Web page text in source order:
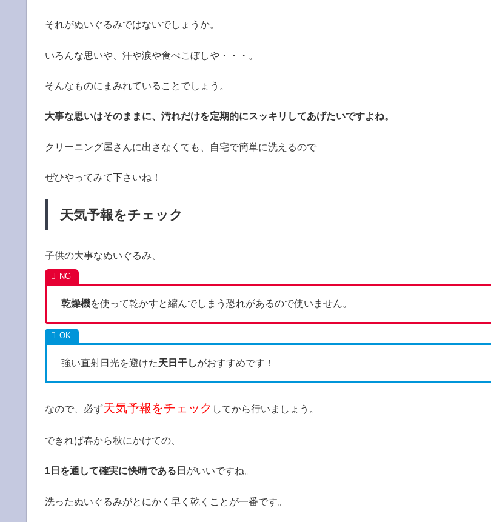
それがぬいぐるみではないでしょうか。
いろんな思いや、汗や涙や食べこぼしや・・・。
そんなものにまみれていることでしょう。
大事な思いはそのままに、汚れだけを定期的にスッキリしてあげたいですよね。
クリーニング屋さんに出さなくても、自宅で簡単に洗えるので
ぜひやってみて下さいね！
天気予報をチェック
子供の大事なぬいぐるみ、
乾燥機を使って乾かすと縮んでしまう恐れがあるので使いません。
強い直射日光を避けた天日干しがおすすめです！
なので、必ず天気予報をチェック してから行いましょう。
できれば春から秋にかけての、
1日を通して確実に快晴である日 がいいですね。
洗ったぬいぐるみがとにかく早く乾くことが一番です。